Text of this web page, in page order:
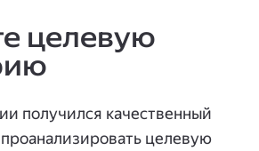
целевую
получился качественный
целевую